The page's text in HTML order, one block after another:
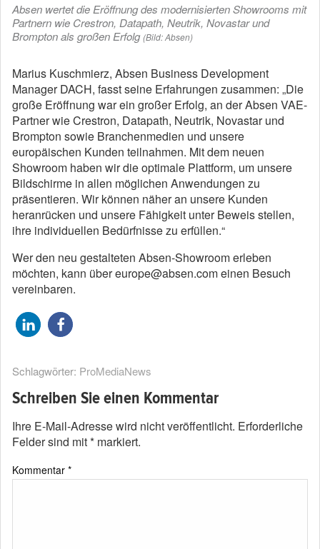
Absen wertet die Eröffnung des modernisierten Showrooms mit
Partnern wie Crestron, Datapath, Neutrik, Novastar und
Brompton als großen Erfolg (Bild: Absen)
Marius Kuschmierz, Absen Business Development
Manager DACH, fasst seine Erfahrungen zusammen: „Die
große Eröffnung war ein großer Erfolg, an der Absen VAE-
Partner wie Crestron, Datapath, Neutrik, Novastar und
Brompton sowie Branchenmedien und unsere
europäischen Kunden teilnahmen. Mit dem neuen
Showroom haben wir die optimale Plattform, um unsere
Bildschirme in allen möglichen Anwendungen zu
präsentieren. Wir können näher an unsere Kunden
heranrücken und unsere Fähigkeit unter Beweis stellen,
ihre individuellen Bedürfnisse zu erfüllen.“
Wer den neu gestalteten Absen-Showroom erleben
möchten, kann über europe@absen.com einen Besuch
vereinbaren.
Schlagwörter: ProMediaNews
Schreiben Sie einen Kommentar
Ihre E-Mail-Adresse wird nicht veröffentlicht. Erforderliche
Felder sind mit* markiert.
Kommentar *